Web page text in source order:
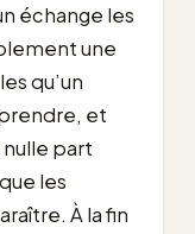
échange les
une
qu’un
et
part
les
À la fin